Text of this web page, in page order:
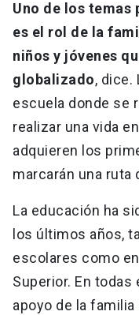
Uno de los
es el rol de la
niños y jóvenes
globalizado, dice.
escuela donde se
realizar una vida
adquieren los
marcarán una ruta
La educación ha
los últimos años,
escolares como
Superior. En todas
apoyo de la